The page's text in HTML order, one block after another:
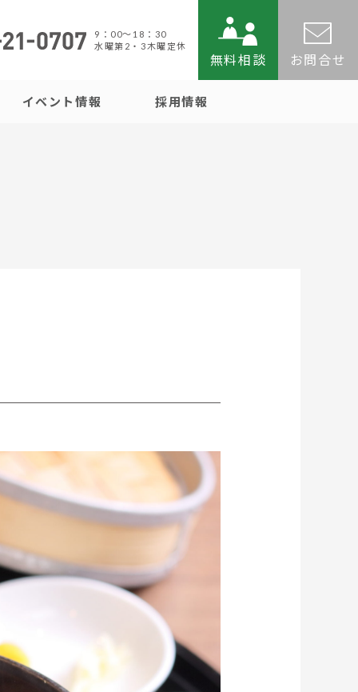
9：00〜18：30
水曜第2・3木曜定休
無料相談 お問合せ
イベント情報 採用情報